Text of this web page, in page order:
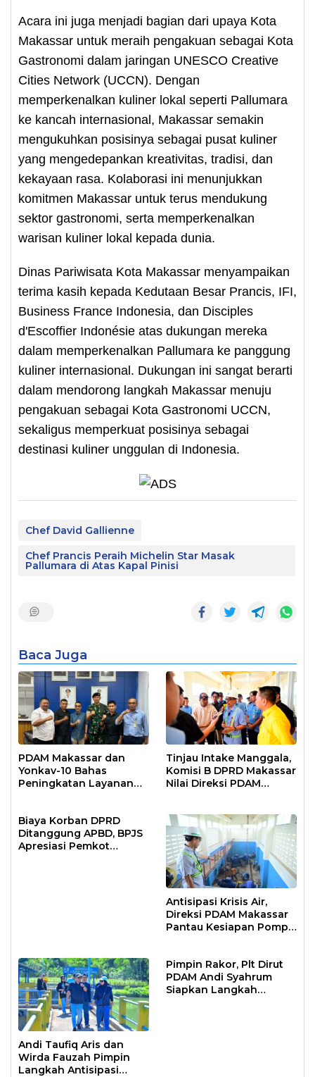
Acara ini juga menjadi bagian dari upaya Kota
Makassar untuk meraih pengakuan sebagai Kota
Gastronomi dalam jaringan UNESCO Creative
Cities Network (UCCN). Dengan
memperkenalkan kuliner lokal seperti Pallumara
ke kancah internasional, Makassar semakin
mengukuhkan posisinya sebagai pusat kuliner
yang mengedepankan kreativitas, tradisi, dan
kekayaan rasa. Kolaborasi ini menunjukkan
komitmen Makassar untuk terus mendukung
sektor gastronomi, serta memperkenalkan
warisan kuliner lokal kepada dunia.
Dinas Pariwisata Kota Makassar menyampaikan
terima kasih kepada Kedutaan Besar Prancis, IFI,
Business France Indonesia, dan Disciples
d'Escoffier Indonésie atas dukungan mereka
dalam memperkenalkan Pallumara ke panggung
kuliner internasional. Dukungan ini sangat berarti
dalam mendorong langkah Makassar menuju
pengakuan sebagai Kota Gastronomi UCCN,
sekaligus memperkuat posisinya sebagai
destinasi kuliner unggulan di Indonesia.
Chef David Gallienne
Chef Prancis Peraih Michelin Star Masak
Pallumara di Atas Kapal Pinisi
Baca Juga
PDAM Makassar dan
Yonkav-10 Bahas
Peningkatan Layanan
Tinjau Intake Manggala,
Komisi B DPRD Makassar
Nilai Direksi PDAM
Biaya Korban DPRD
Ditanggung APBD, BPJS
Apresiasi Pemkot
Antisipasi Krisis Air,
Direksi PDAM Makassar
Pantau Kesiapan Pompa
Andi Taufiq Aris dan
Wirda Fauzah Pimpin
Langkah Antisipasi
Pimpin Rakor, Plt Dirut
PDAM Andi Syahrum
Siapkan Langkah